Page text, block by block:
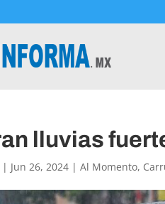
lluvias
| Jun 26, 2024 |Al Momento,